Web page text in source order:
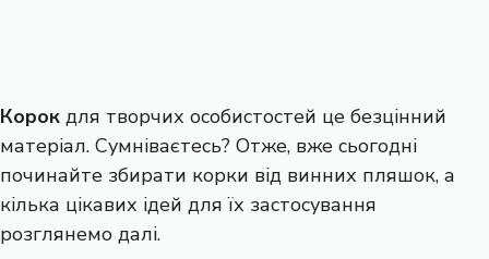
Корок для творчих особистостей це безцінний
матеріал. Сумніваєтесь? Отже, вже сьогодні
починайте збирати корки від винних пляшок, а
кілька цікавих ідей для їх застосування
розглянемо далі.